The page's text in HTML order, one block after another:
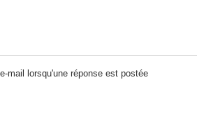
mail lorsqu'une réponse est postée